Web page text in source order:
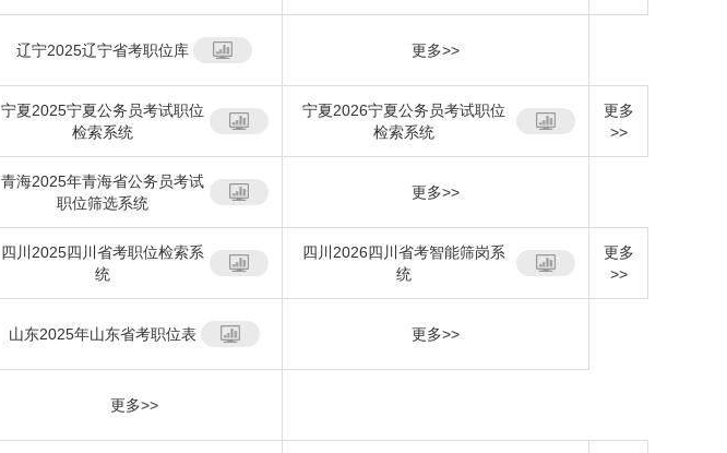
辽宁2025辽宁省考职位库 更多>>
宁夏2025宁夏公务员考试职位
检索系统
宁夏2026宁夏公务员考试职位
检索系统
更多
>>
青海2025年青海省公务员考试
职位筛选系统
更多>>
四川2025四川省考职位检索系
统
四川2026四川省考智能筛岗系
统
更多
>>
山东2025年山东省考职位表 更多>>
更多>>